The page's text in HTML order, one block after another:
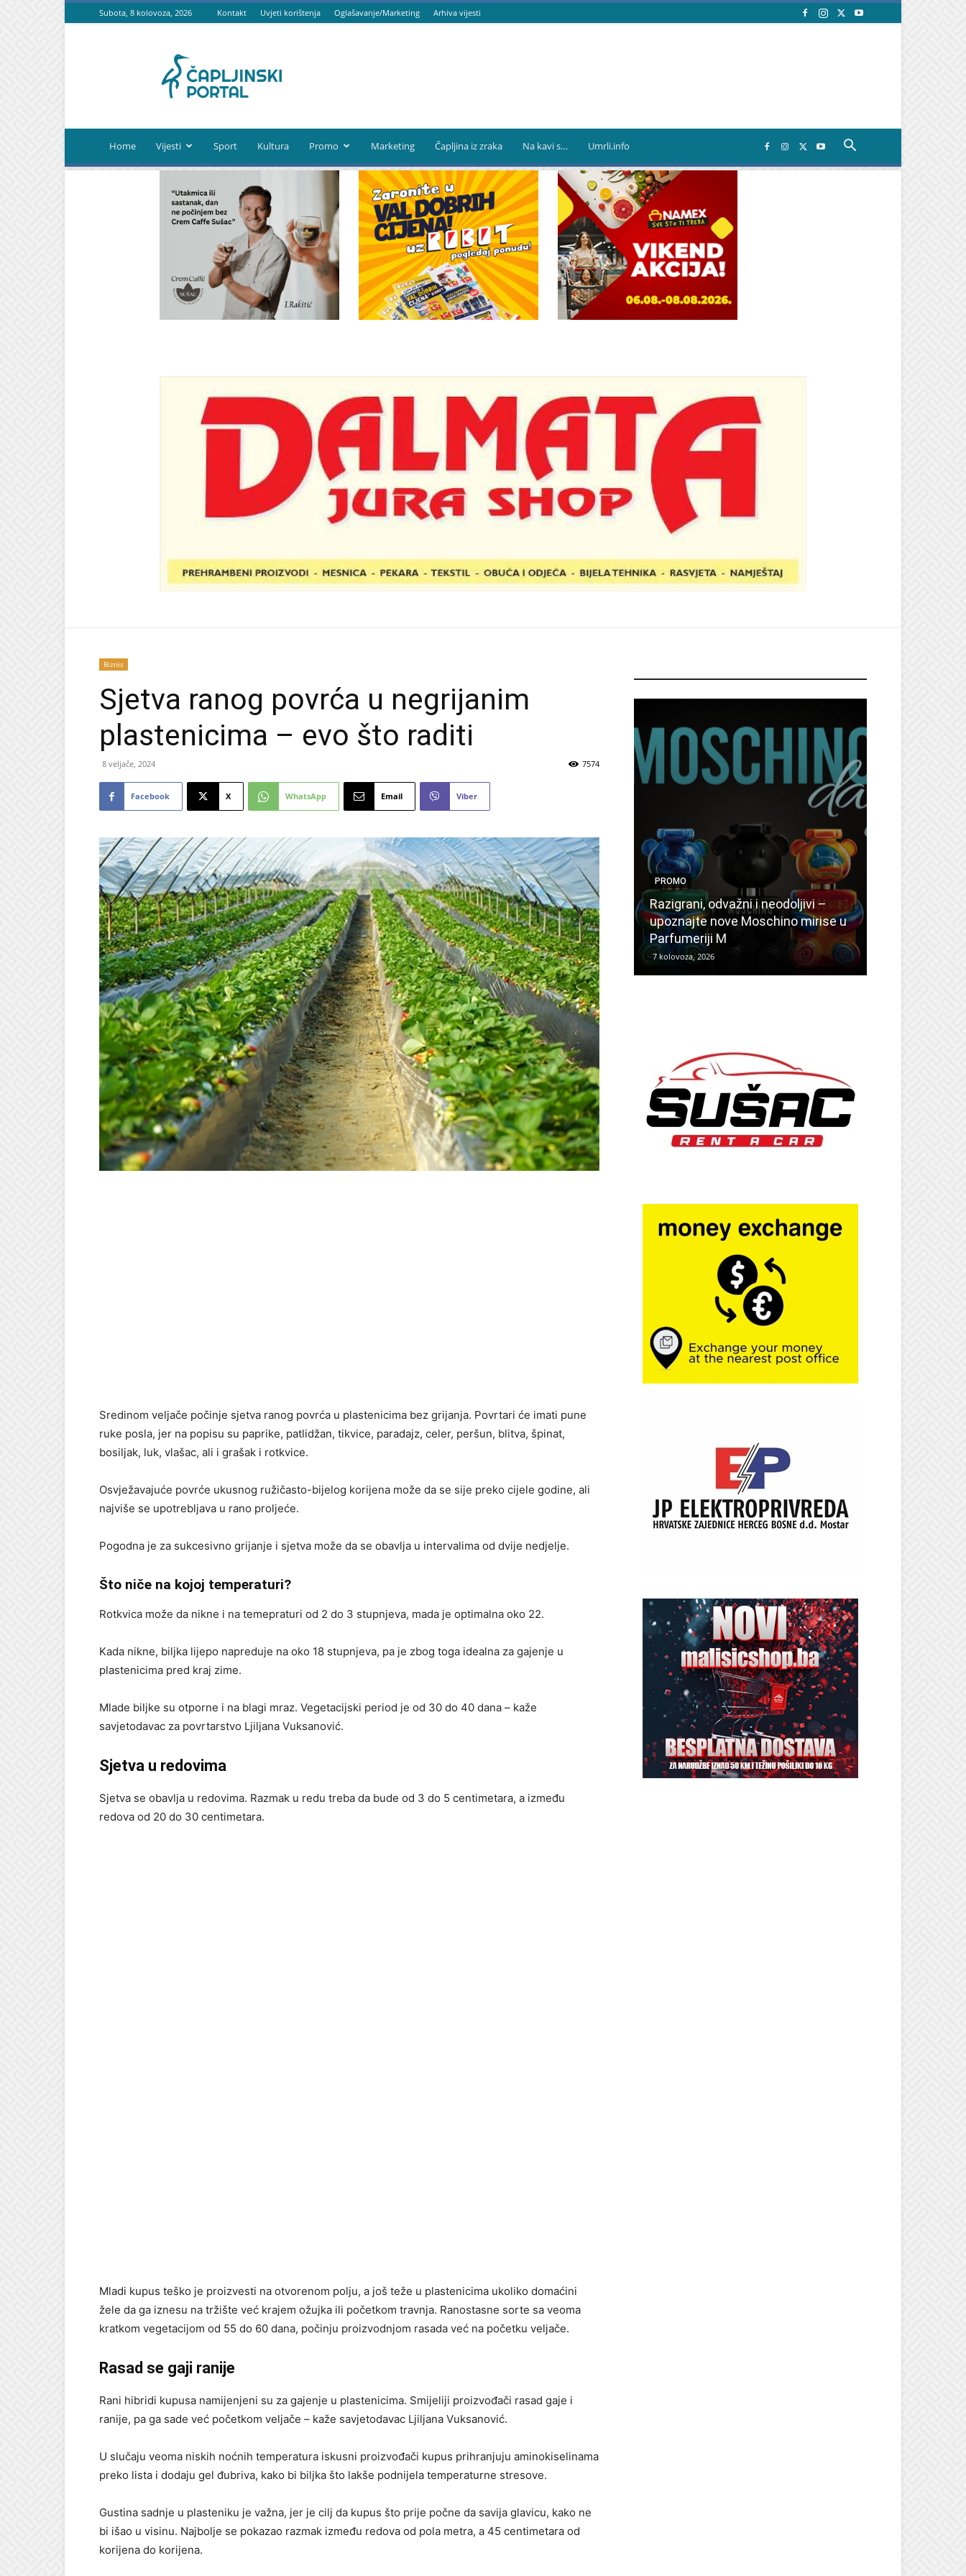
Subota, 8 kolovoza, 2026 Kontakt Uvjeti korištenja Oglašavanje/Marketing Arhiva vijesti
portal
Home Vijesti Sport Kultura Promo Marketing Čapljina iz zraka Na kavi s… Umrli.info
Biznis
Sjetva ranog povrća u negrijanim
plastenicima – evo što raditi
8 veljače, 2024 7574
Facebook X WhatsApp Email Viber
Sredinom veljače počinje sjetva ranog povrća u plastenicima bez grijanja. Povrtari će imati pune
ruke posla, jer na popisu su paprike, patlidžan, tikvice, paradajz, celer, peršun, blitva, špinat,
bosiljak, luk, vlašac, ali i grašak i rotkvice.
Osvježavajuće povrće ukusnog ružičasto-bijelog korijena može da se sije preko cijele godine, ali
najviše se upotrebljava u rano proljeće.
Pogodna je za sukcesivno grijanje i sjetva može da se obavlja u intervalima od dvije nedjelje.
Što niče na kojoj temperaturi?
Rotkvica može da nikne i na temepraturi od 2 do 3 stupnjeva, mada je optimalna oko 22.
Kada nikne, biljka lijepo napreduje na oko 18 stupnjeva, pa je zbog toga idealna za gajenje u
plastenicima pred kraj zime.
Mlade biljke su otporne i na blagi mraz. Vegetacijski period je od 30 do 40 dana – kaže
savjetodavac za povrtarstvo Ljiljana Vuksanović.
Sjetva u redovima
Sjetva se obavlja u redovima. Razmak u redu treba da bude od 3 do 5 centimetara, a između
redova od 20 do 30 centimetara.
Mladi kupus teško je proizvesti na otvorenom polju, a još teže u plastenicima ukoliko domaćini
žele da ga iznesu na tržište već krajem ožujka ili početkom travnja. Ranostasne sorte sa veoma
kratkom vegetacijom od 55 do 60 dana, počinju proizvodnjom rasada već na početku veljače.
Rasad se gaji ranije
Rani hibridi kupusa namijenjeni su za gajenje u plastenicima. Smijeliji proizvođači rasad gaje i
ranije, pa ga sade već početkom veljače – kaže savjetodavac Ljiljana Vuksanović.
U slučaju veoma niskih noćnih temperatura iskusni proizvođači kupus prihranjuju aminokiselinama
preko lista i dodaju gel đubriva, kako bi biljka što lakše podnijela temperaturne stresove.
Gustina sadnje u plasteniku je važna, jer je cilj da kupus što prije počne da savija glavicu, kako ne
bi išao u visinu. Najbolje se pokazao razmak između redova od pola metra, a 45 centimetara od
korijena do korijena.
PROMO
Razigrani, odvažni i neodoljivi –
upoznajte nove Moschino mirise u
Parfumeriji M
7 kolovoza, 2026